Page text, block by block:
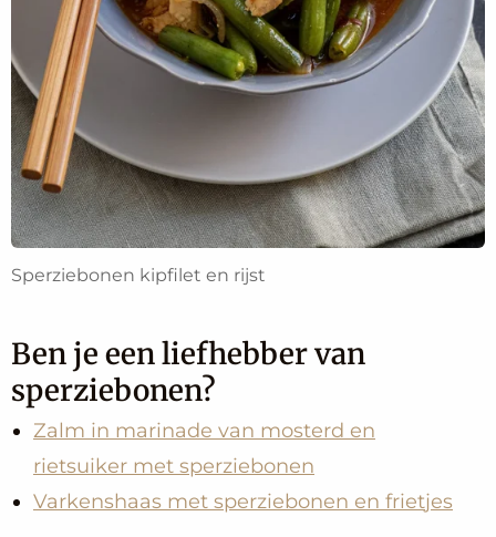
Sperziebonen kipfilet en rijst
Ben je een liefhebber van
sperziebonen?
Zalm in marinade van mosterd en
rietsuiker met sperziebonen
Varkenshaas met sperziebonen en frietjes